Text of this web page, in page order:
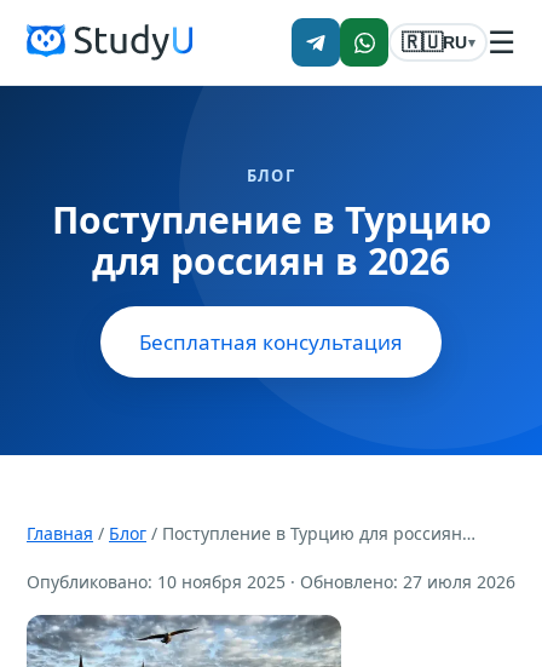
🇷🇺RU▾ ☰
БЛОГ
Поступление в Турцию
для россиян в 2026
Бесплатная консультация
Главная / Блог / Поступление в Турцию для россиян…
Опубликовано: 10 ноября 2025 · Обновлено: 27 июля 2026